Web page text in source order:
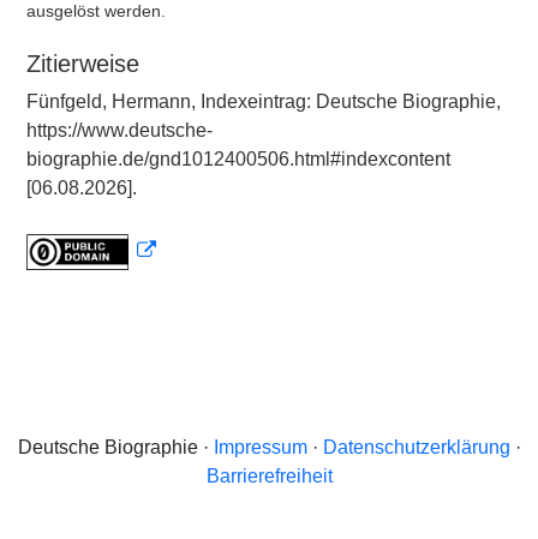
ausgelöst werden.
Zitierweise
Fünfgeld, Hermann, Indexeintrag: Deutsche Biographie,
https://www.deutsche-
biographie.de/gnd1012400506.html#indexcontent
[06.08.2026].
Deutsche Biographie · Impressum· Datenschutzerklärung ·
Barrierefreiheit